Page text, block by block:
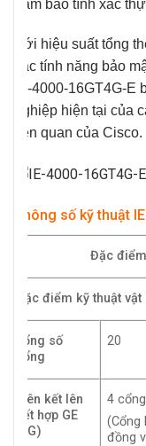
đảm bảo tính xác
Với hiệu suất tổng
các tính năng bảo
IE-4000-16GT4G-E
nghiệp hiện tại của
liên quan của Cisco.
Thông số kỹ thuật
Đặc điểm
Đặc điểm kỹ thuật vật
Tổng số
cổng
20
Liên kết lên
kết hợp GE
(4G)
4
(Cổng
đồng